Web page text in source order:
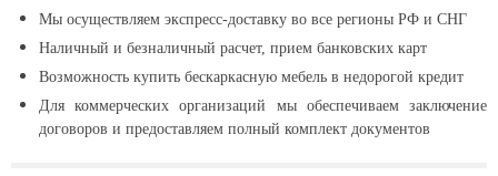
Мы осуществляем экспресс-доставку во все регионы РФ и СНГ
Наличный и безналичный расчет, прием банковских карт
Возможность купить бескаркасную мебель в недорогой кредит
Для коммерческих организаций мы обеспечиваем заключение
договоров и предоставляем полный комплект документов